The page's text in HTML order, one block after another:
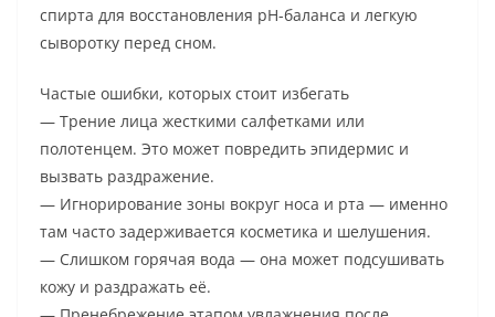
спирта для восстановления pH-баланса и легкую
сыворотку перед сном.
Частые ошибки, которых стоит избегать
— Трение лица жесткими салфетками или
полотенцем. Это может повредить эпидермис и
вызвать раздражение.
— Игнорирование зоны вокруг носа и рта — именно
там часто задерживается косметика и шелушения.
— Слишком горячая вода — она может подсушивать
кожу и раздражать её.